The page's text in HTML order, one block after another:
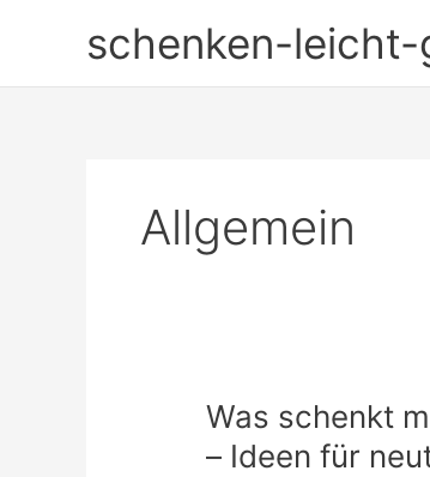
schenken-
Allgemein
Was schenkt
– Ideen für